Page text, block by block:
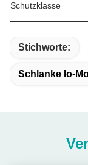
Schutzklasse
Stichworte:
Schlanke Io-